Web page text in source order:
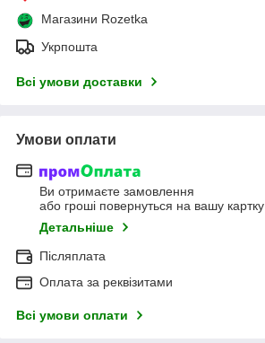
Магазини Rozetka
Укрпошта
Всі умови доставки
Умови оплати
Ви отримаєте замовлення
або гроші повернуться на вашу картку
Детальніше
Післяплата
Оплата за реквізитами
Всі умови оплати